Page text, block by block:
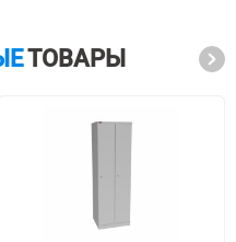
ТОВАРЫ